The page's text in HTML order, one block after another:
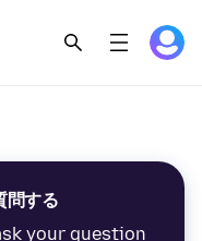
問する
your question